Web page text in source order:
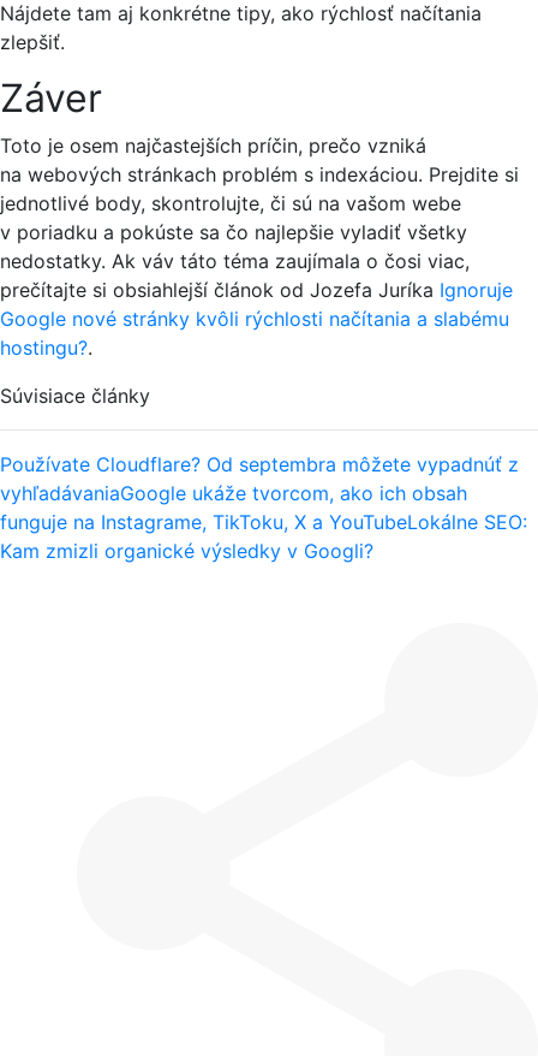
Nájdete tam aj konkrétne tipy, ako rýchlosť načítania
zlepšiť.
Záver
Toto je osem najčastejších príčin, prečo vzniká
na webových stránkach problém s indexáciou. Prejdite si
jednotlivé body, skontrolujte, či sú na vašom webe
v poriadku a pokúste sa čo najlepšie vyladiť všetky
nedostatky. Ak váv táto téma zaujímala o čosi viac,
prečítajte si obsiahlejší článok od Jozefa Juríka Ignoruje
Google nové stránky kvôli rýchlosti načítania a slabému
hostingu?.
Súvisiace články
Používate Cloudflare? Od septembra môžete vypadnúť z
vyhľadávaniaGoogle ukáže tvorcom, ako ich obsah
funguje na Instagrame, TikToku, X a YouTubeLokálne SEO:
Kam zmizli organické výsledky v Googli?